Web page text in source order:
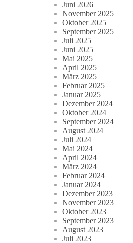
Juni 2026
November 2025
Oktober 2025
September 2025
Juli 2025
Juni 2025
Mai 2025
April 2025
März 2025
Februar 2025
Januar 2025
Dezember 2024
Oktober 2024
September 2024
August 2024
Juli 2024
Mai 2024
April 2024
März 2024
Februar 2024
Januar 2024
Dezember 2023
November 2023
Oktober 2023
September 2023
August 2023
Juli 2023